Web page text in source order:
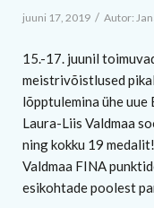
juuni 17, 2019 / Autor:
15.-17. juunil
meistrivõistlused
lõpptulemina ühe
Laura-Liis Valdmaa
ning kokku 19
Valdmaa FINA
esikohtade poolest